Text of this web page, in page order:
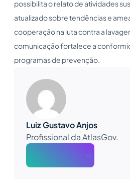
possibilita o relato de atividades
atualizado sobre tendências e
cooperação na luta contra a
comunicação fortalece a
programas de prevenção.
Luiz Gustavo Anjos
Profissional da AtlasGov.